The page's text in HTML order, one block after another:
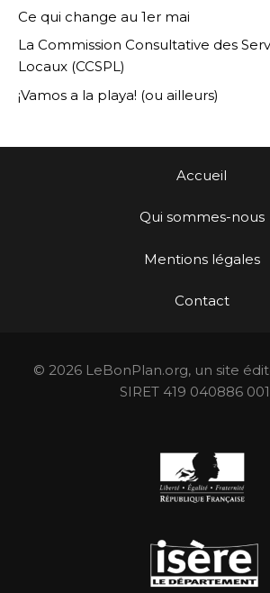
Ce qui change au 1er mai
La Commission Consultative des
Locaux (CCSPL)
¡Vamos a la playa! (ou ailleurs)
Accueil
Qui sommes-nous
Mentions légales
Contact
© 2026 LeBonPlan.org, un site
SIRET 419 040886